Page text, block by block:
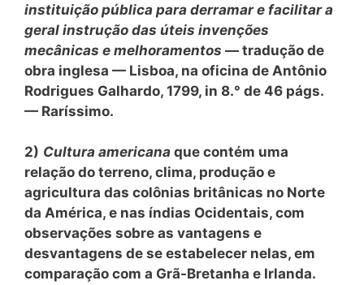
instituição pública para derramar e facilitar a
geral instrução das úteis invenções
mecânicas e melhoramentos — tradução de
obra inglesa — Lisboa, na oficina de Antônio
Rodrigues Galhardo, 1799, in 8.° de 46 págs.
— Raríssimo.
2) Cultura americana que contém uma
relação do terreno, clima, produção e
agricultura das colônias britânicas no Norte
da América, e nas índias Ocidentais, com
observações sobre as vantagens e
desvantagens de se estabelecer nelas, em
comparação com a Grã-Bretanha e Irlanda.